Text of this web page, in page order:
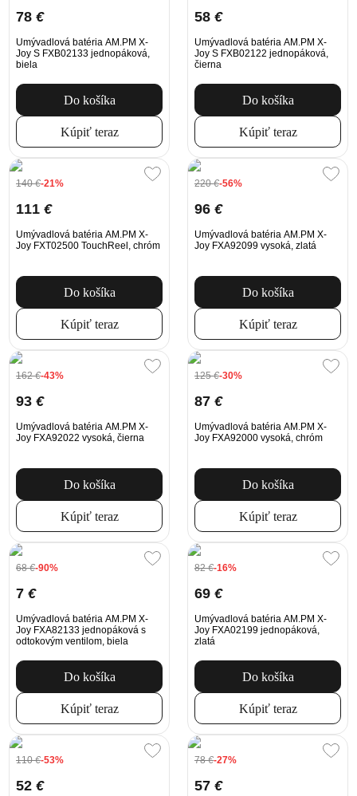
78 €
Umývadlová batéria AM.PM X-
Joy S FXB02133 jednopáková,
biela
Do košíka
Kúpiť teraz
58 €
Umývadlová batéria AM.PM X-
Joy S FXB02122 jednopáková,
čierna
Do košíka
Kúpiť teraz
140€-21%
111 €
Umývadlová batéria AM.PM X-
Joy FXT02500 TouchReel, chróm
Do košíka
Kúpiť teraz
220€-56%
96 €
Umývadlová batéria AM.PM X-
Joy FXA92099 vysoká, zlatá
Do košíka
Kúpiť teraz
162€-43%
93 €
Umývadlová batéria AM.PM X-
Joy FXA92022 vysoká, čierna
Do košíka
Kúpiť teraz
125€-30%
87 €
Umývadlová batéria AM.PM X-
Joy FXA92000 vysoká, chróm
Do košíka
Kúpiť teraz
68€-90%
7 €
Umývadlová batéria AM.PM X-
Joy FXA82133 jednopáková s
odtokovým ventilom, biela
Do košíka
Kúpiť teraz
82€-16%
69 €
Umývadlová batéria AM.PM X-
Joy FXA02199 jednopáková,
zlatá
Do košíka
Kúpiť teraz
110€-53%
52 €
78€-27%
57 €